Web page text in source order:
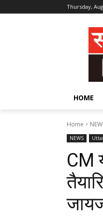
Thursday,
HOME
Home
NEWS
CM